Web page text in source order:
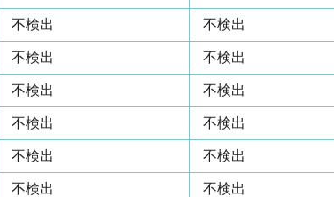
不検出 不検出
不検出 不検出
不検出 不検出
不検出 不検出
不検出 不検出
不検出 不検出